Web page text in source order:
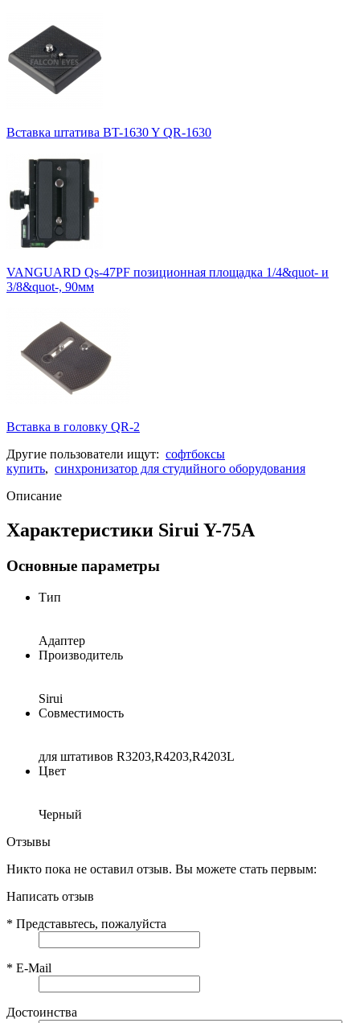
Вставка штатива BT-1630 Y QR-1630
VANGUARD Qs-47PF позиционная площадка 1/4&quot- и
3/8&quot-, 90мм
Вставка в головку QR-2
Другие пользователи ищут: софтбоксы
купить, синхронизатор для студийного оборудования
Описание
Характеристики Sirui Y-75A
Основные параметры
Тип
Адаптер
Производитель
Sirui
Совместимость
для штативов R3203,R4203,R4203L
Цвет
Черный
Отзывы
Никто пока не оставил отзыв. Вы можете стать первым:
Написать отзыв
* Представьтесь, пожалуйста
* E-Mail
Достоинства